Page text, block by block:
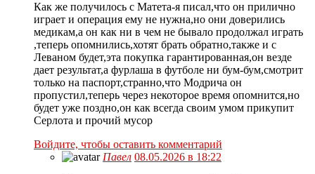
Как же получилось с Матета-я писал,что он прилично
играет и операция ему не нужна,но они доверились
медикам,а он как ни в чем не бывало продолжал играть
,теперь опомнились,хотят брать обратно,также и с
Леваном будет,эта покупка гарантированная,он везде
дает результат,а фурлаша в футболе ни бум-бум,смотрит
только на паспорт,странно,что Модрича он
пропустил,теперь через некоторое время опомнится,но
будет уже поздно,он как всегда своим умом прикупит
Серлота и прочий мусор
Войдите, чтобы оставить комментарий
Павел 08.05.2026 в 18:22